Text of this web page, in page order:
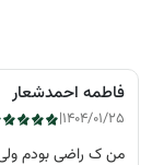
فاطمه احمدشعار
1404/01/25
|
من ک راضی بودم